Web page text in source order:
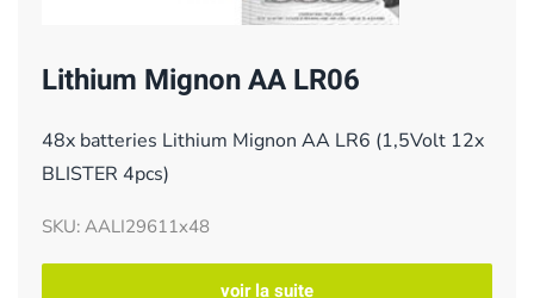
Lithium Mignon AA LR06
48x batteries Lithium Mignon AA LR6 (1,5Volt 12x
BLISTER 4pcs)
SKU: AALI29611x48
voir la suite